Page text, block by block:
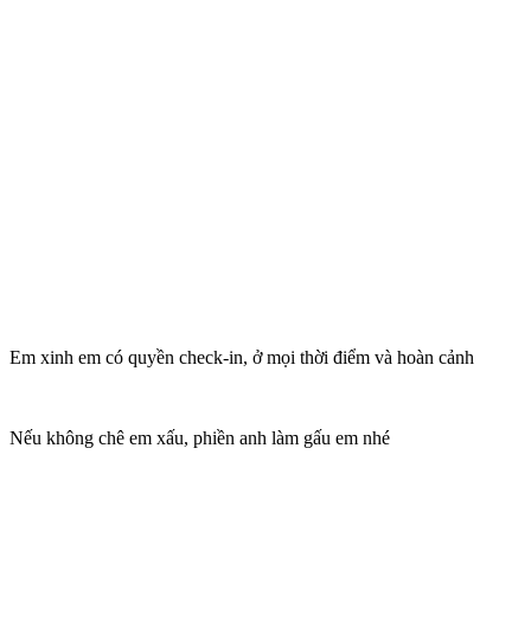
Em xinh em có quyền check-in, ở mọi thời điểm và hoàn cảnh
Nếu không chê em xấu, phiền anh làm gấu em nhé